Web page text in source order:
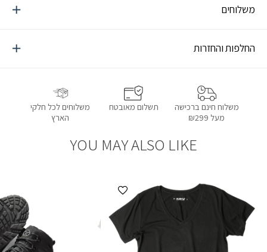
משלוחים
החלפות והחזרות
משלוח חינם ברכישה
מעל ₪299
תשלום מאובטח
משלוחים לכל חלקי
הארץ
YOU MAY ALSO LIKE
הוספה למועדפים